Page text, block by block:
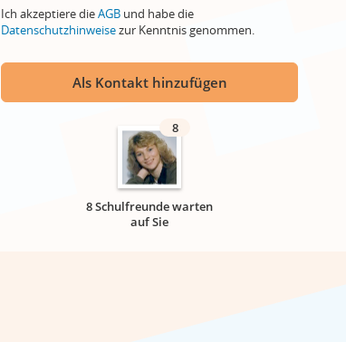
Ich akzeptiere dieAGB und habe die
Datenschutzhinweisezur Kenntnis genommen.
Als Kontakt hinzufügen
8
8 Schulfreunde warten
auf Sie